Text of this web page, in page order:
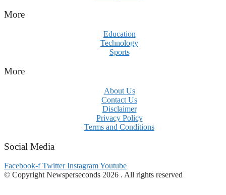
More
Education
Technology
Sports
More
About Us
Contact Us
Disclaimer
Privacy Policy
Terms and Conditions
Social Media
Facebook-f Twitter InstagramYoutube
© Copyright Newsperseconds 2026 . All rights reserved